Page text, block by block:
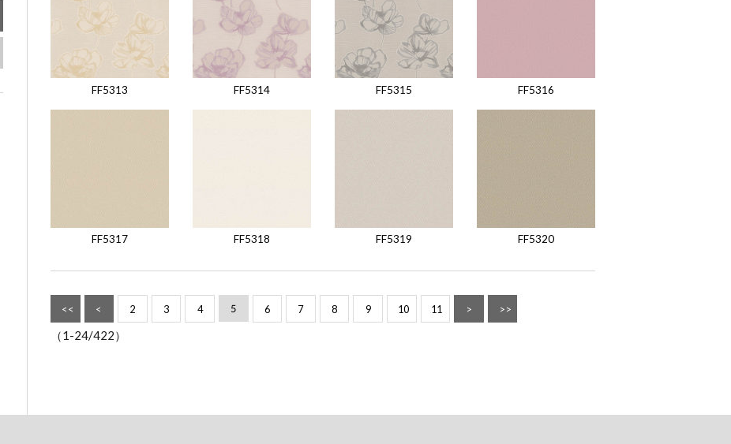
FF5313 FF5314 FF5315 FF5316
FF5317 FF5318 FF5319 FF5320
<< < 2 3 4 5 6 7 8 9 10 11 > >>
（1-24/422）